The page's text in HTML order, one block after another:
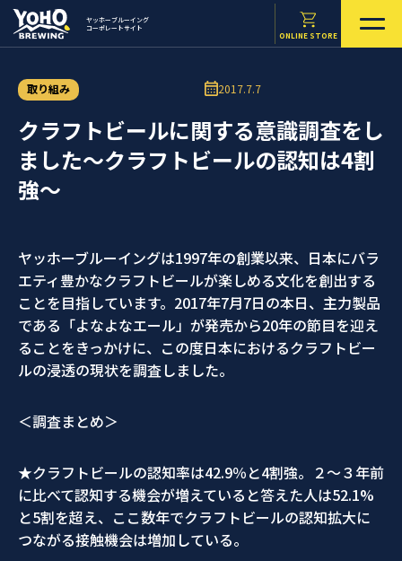
ヤッホーブルーイング
コーポレートサイト
ONLINE STORE
取り組み 2017.7.7
クラフトビールに関する意識調査をし
ました～クラフトビールの認知は4割
強～
ヤッホーブルーイングは1997年の創業以来、日本にバラ
エティ豊かなクラフトビールが楽しめる文化を創出する
ことを目指しています。2017年7月7日の本日、主力製品
である「よなよなエール」が発売から20年の節目を迎え
ることをきっかけに、この度日本におけるクラフトビー
ルの浸透の現状を調査しました。
＜調査まとめ＞
★クラフトビールの認知率は42.9％と4割強。２～３年前
に比べて認知する機会が増えていると答えた人は52.1%
と5割を超え、 ここ数年でクラフトビールの認知拡大に
つながる接触機会は増加している。